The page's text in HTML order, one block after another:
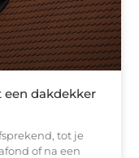
een dakdekker
tot je
of na een